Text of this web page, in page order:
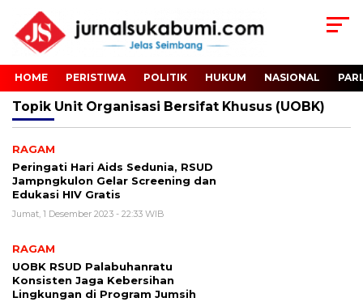
HOME PERISTIWA POLITIK HUKUM NASIONAL
Topik Unit Organisasi Bersifat Khusus (UOBK)
RAGAM
Peringati Hari Aids Sedunia, RSUD
Jampngkulon Gelar Screening dan
Edukasi HIV Gratis
Jumat, 1 Desember 2023 - 22:33 WIB
RAGAM
UOBK RSUD Palabuhanratu
Konsisten Jaga Kebersihan
Lingkungan di Program Jumsih